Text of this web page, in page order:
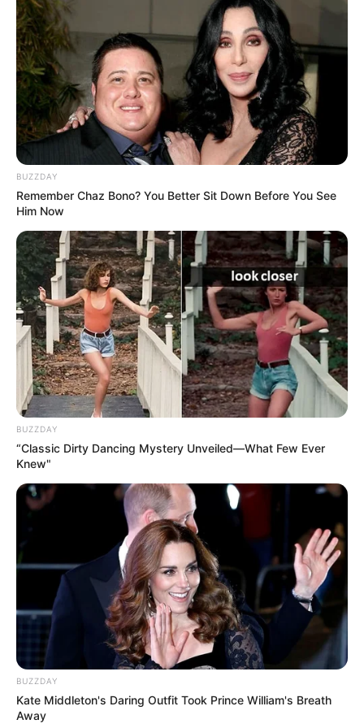
Unterkünfte als auch für alle weiteren Informationen auf
der Suchergebnisseite keine Haftung.
Besonders preiswerte Unterkünfte sind alternativ auch
unterwww.preiswert-uebernachten.dezu finden.
Camping statt Hotel, Pension oder
Ferienwohnung:
Camping in Deutschland
Weitere Tipps zum Thema Urlaub in Deutschland:
Die schönsten Urlaubsziele in Deutschland
Die beliebtesten Städtereiseziele in Deutschland
Die schönsten Wochenendreiseziele
Die attraktivsten Wellnesshotels in Deutschland
Vorschläge für Urlaubsziele auf der ganzen
Welt
BUZZDAY
Remember Chaz Bono? You Better Sit Down Before You See
Him Now
BUZZDAY
“Classic Dirty Dancing Mystery Unveiled—What Few Ever
Knew"
BUZZDAY
Kate Middleton's Daring Outfit Took Prince William's Breath
Away